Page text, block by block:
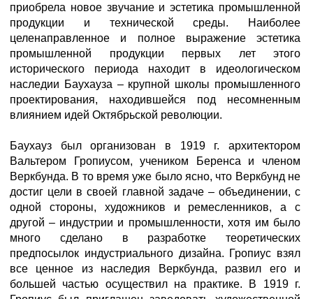
приобрела новое звучание и эстетика промышленной
продукции и технической среды. Наиболее
целенаправленное и полное выражение эстетика
промышленной продукции первых лет этого
исторического периода находит в идеологическом
наследии Баухауза – крупной школы промышленного
проектирования, находившейся под несомненным
влиянием идей Октябрьской революции.
Баухауз был организован в 1919 г. архитектором
Вальтером Гропиусом, учеником Беренса и членом
Веркбунда. В то время уже было ясно, что Веркбунд не
достиг цели в своей главной задаче – объединении, с
одной стороны, художников и ремесленников, а с
другой – индустрии и промышленности, хотя им было
много сделано в разработке теоретических
предпосылок индустриального дизайна. Гропиус взял
все ценное из наследия Веркбунда, развил его и
большей частью осуществил на практике. В 1919 г.